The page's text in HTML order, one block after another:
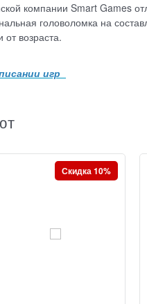
компании Smart Games
головоломка на
от возраста.
игр
Скидка 10%